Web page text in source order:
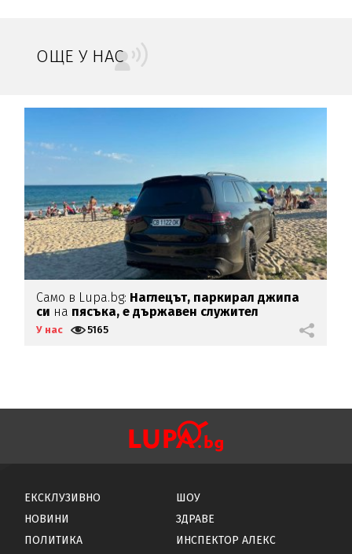
ОЩЕ У НАС
Само в Lupa.bg: Наглецът, паркирал джипа
си на пясъка, е държавен служител
У нас 5165
ЕКСКЛУЗИВНО
НОВИНИ
ПОЛИТИКА
ШОУ
ЗДРАВЕ
ИНСПЕКТОР АЛЕКС